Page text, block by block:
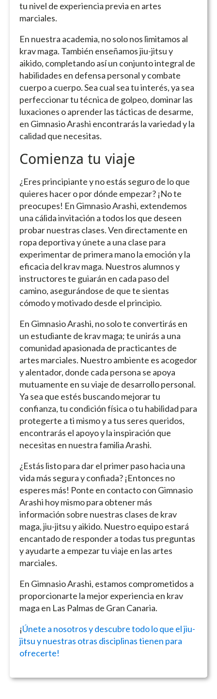
tu nivel de experiencia previa en artes
marciales.
En nuestra academia, no solo nos limitamos al
krav maga. También enseñamos jiu-jitsu y
aikido, completando así un conjunto integral de
habilidades en defensa personal y combate
cuerpo a cuerpo. Sea cual sea tu interés, ya sea
perfeccionar tu técnica de golpeo, dominar las
luxaciones o aprender las tácticas de desarme,
en Gimnasio Arashi encontrarás la variedad y la
calidad que necesitas.
Comienza tu viaje
¿Eres principiante y no estás seguro de lo que
quieres hacer o por dónde empezar? ¡No te
preocupes! En Gimnasio Arashi, extendemos
una cálida invitación a todos los que deseen
probar nuestras clases. Ven directamente en
ropa deportiva y únete a una clase para
experimentar de primera mano la emoción y la
eficacia del krav maga. Nuestros alumnos y
instructores te guiarán en cada paso del
camino, asegurándose de que te sientas
cómodo y motivado desde el principio.
En Gimnasio Arashi, no solo te convertirás en
un estudiante de krav maga; te unirás a una
comunidad apasionada de practicantes de
artes marciales. Nuestro ambiente es acogedor
y alentador, donde cada persona se apoya
mutuamente en su viaje de desarrollo personal.
Ya sea que estés buscando mejorar tu
confianza, tu condición física o tu habilidad para
protegerte a ti mismo y a tus seres queridos,
encontrarás el apoyo y la inspiración que
necesitas en nuestra familia Arashi.
¿Estás listo para dar el primer paso hacia una
vida más segura y confiada? ¡Entonces no
esperes más! Ponte en contacto con Gimnasio
Arashi hoy mismo para obtener más
información sobre nuestras clases de krav
maga, jiu-jitsu y aikido. Nuestro equipo estará
encantado de responder a todas tus preguntas
y ayudarte a empezar tu viaje en las artes
marciales.
En Gimnasio Arashi, estamos comprometidos a
proporcionarte la mejor experiencia en krav
maga en Las Palmas de Gran Canaria.
¡Únete a nosotros y descubre todo lo que el jiu-
jitsu y nuestras otras disciplinas tienen para
ofrecerte!